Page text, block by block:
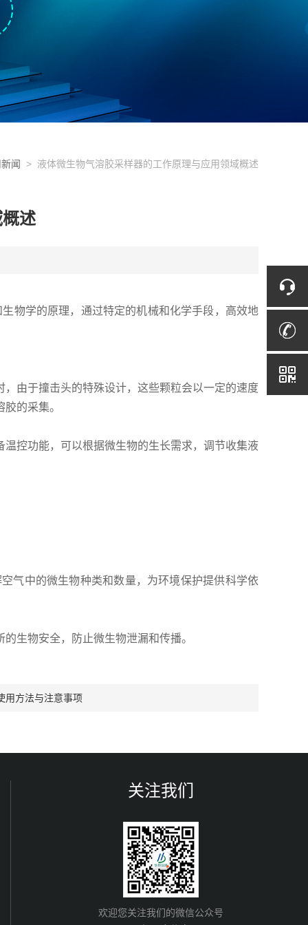
闻 > 液体微生物气溶胶采样器的工作原理与应用领域概述
述
物学的原理，通过特定的机械和化学手段，高效地
由于撞击头的特殊设计，这些颗粒会以一定的速度
的采集。
控功能，可以根据微生物的生长需求，调节收集液
中的微生物种类和数量，为环境保护提供科学依
生物安全，防止微生物泄漏和传播。
用方法与注意事项
关注我们
欢迎您关注我们的微信公众号